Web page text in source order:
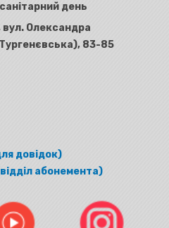
день
вул. Олександра
83-85
довідок)
абонемента)